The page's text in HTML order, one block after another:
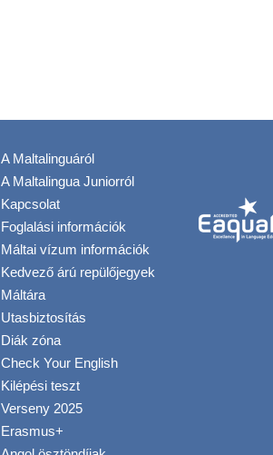
A Maltalinguáról
A Maltalingua Juniorról
Kapcsolat
Foglalási információk
Máltai vízum információk
Kedvező árú repülőjegyek
Máltára
Utasbiztosítás
Diák zóna
Check Your English
Kilépési teszt
Verseny 2025
Erasmus+